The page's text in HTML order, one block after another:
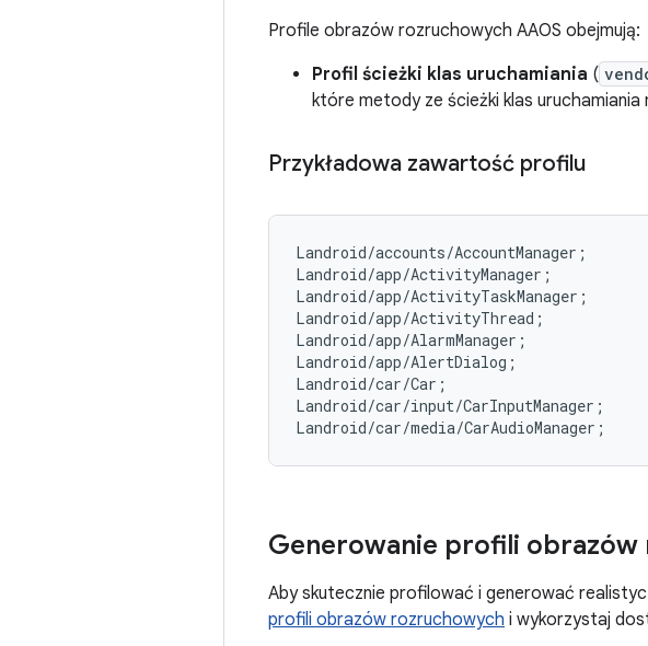
Profile obrazów rozruchowych AAOS obejmują:
Profil ścieżki klas uruchamiania (
które metody ze ścieżki klas
Przykładowa zawartość profilu
Landroid/accounts/AccountManager;
Landroid/app/ActivityManager;
Landroid/app/ActivityTaskManager;
Landroid/app/ActivityThread;
Landroid/app/AlarmManager;
Landroid/app/AlertDialog;
Landroid/car/Car;
Landroid/car/input/CarInputManager;
Generowanie profili
Aby skutecznie profilować i generować
profili obrazów rozruchowych i wykorzystaj